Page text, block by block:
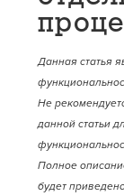
Данная статья
Не
данной статьи
Полное
будет